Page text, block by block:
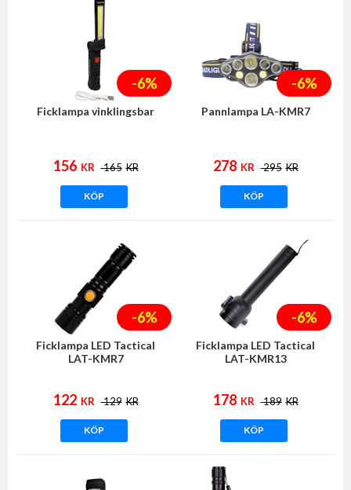
-6%
Ficklampa vinklingsbar
156 KR 165 KR
KÖP
-6%
Pannlampa LA-KMR7
278 KR 295 KR
KÖP
-6%
Ficklampa LED Tactical
LAT-KMR7
122 KR 129 KR
KÖP
-6%
Ficklampa LED Tactical
LAT-KMR13
178 KR 189 KR
KÖP